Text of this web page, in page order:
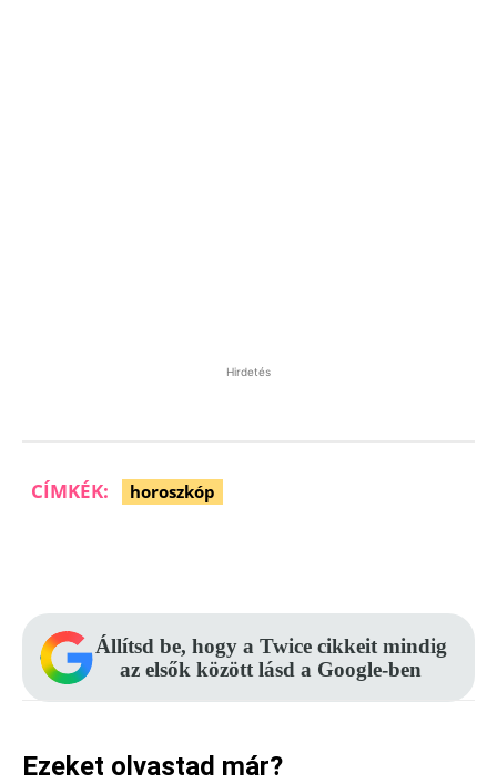
Hirdetés
CÍMKÉK: horoszkóp
Állítsd be, hogy a Twice cikkeit mindig
az elsők között lásd a Google-ben
Ezeket olvastad már?